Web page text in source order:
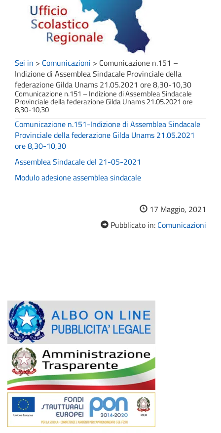
Sei in > Comunicazioni > Comunicazione n.151 –
Indizione di Assemblea Sindacale Provinciale della
federazione Gilda Unams 21.05.2021 ore 8,30-10,30
Comunicazione n.151 – Indizione di Assemblea Sindacale
Provinciale della federazione Gilda Unams 21.05.2021 ore
8,30-10,30
Comunicazione n.151-Indizione di Assemblea Sindacale
Provinciale della federazione Gilda Unams 21.05.2021
ore 8,30-10,30
Assemblea Sindacale del 21-05-2021
Modulo adesione assemblea sindacale
17 Maggio, 2021
Pubblicato in: Comunicazioni